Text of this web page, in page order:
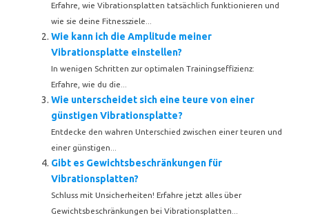
Erfahre, wie Vibrationsplatten tatsächlich funktionieren und
wie sie deine Fitnessziele...
Wie kann ich die Amplitude meiner
Vibrationsplatte einstellen?
In wenigen Schritten zur optimalen Trainingseffizienz:
Erfahre, wie du die...
Wie unterscheidet sich eine teure von einer
günstigen Vibrationsplatte?
Entdecke den wahren Unterschied zwischen einer teuren und
einer günstigen...
Gibt es Gewichtsbeschränkungen für
Vibrationsplatten?
Schluss mit Unsicherheiten! Erfahre jetzt alles über
Gewichtsbeschränkungen bei Vibrationsplatten...